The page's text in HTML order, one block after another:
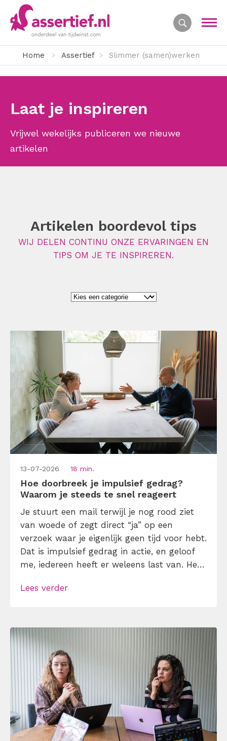
Home Assertief Slimmer (samen)werken
Laat je inspireren
Vrijwel wekelijks publiceren we nieuwe
artikelen
Artikelen boordevol tips
WIJ DELEN CONTINU ONZE ERVARINGEN EN
TIPS OM JE TE INSPIREREN.
13-07-2026 18 min.
Hoe doorbreek je impulsief gedrag?
Waarom je steeds te snel reageert
Je stuurt een mail terwijl je nog rood ziet
van woede of zegt direct “ja” op een
verzoek waar je eigenlijk geen tijd voor hebt.
Dat is impulsief gedrag in actie, en geloof
me, iedereen heeft er weleens last van. Het
slecht; het wordt pas een probleem als je
Lees verder